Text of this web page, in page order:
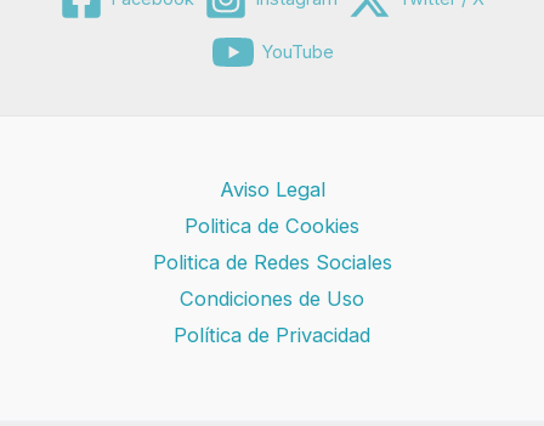
YouTube
Aviso Legal
Politica de Cookies
Politica de Redes Sociales
Condiciones de Uso
Política de Privacidad